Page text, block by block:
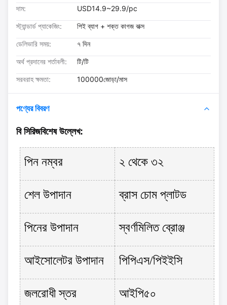
দাম: USD14.9~29.9/pc
স্ট্যান্ডার্ড প্যাকেজিং: পিই ব্যাগ + শক্ত কাগজ বাক্স
ডেলিভারি সময়: ৭ দিন
অর্থ প্রদানের শর্তাবলী: টি/টি
সরবরাহ ক্ষমতা: 100000জোড়া/মাস
পণ্যের বিবরণ
বি সিরিজবিশেষ উল্লেখ:
পিন নম্বর ২ থেকে ৩২
শেল উপাদান ব্রাস চোম প্লাটড
পিনের উপাদান স্বর্ণমিলিত ব্রোঞ্জ
আইসোলেটর উপাদান পিপিএস/পিইইসি
জলরোধী স্তর আইপি৫০